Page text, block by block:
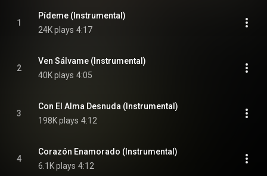
1
Pídeme (Instrumental)
24K plays 4:17
2
Ven Sálvame (Instrumental)
40K plays 4:05
3
Con El Alma Desnuda (Instrumental)
198K plays 4:12
4
Corazón Enamorado (Instrumental)
6.1K plays 4:12